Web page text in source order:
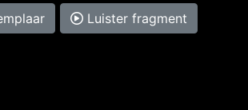
Luister fragment